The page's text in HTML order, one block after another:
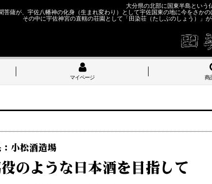
大分県の北部に国東半島という
菩薩が、宇佐八幡神の化身（生まれ変わり）として宇佐国東の地に今をさか
その中に宇佐神宮の直轄の荘園として「田染荘（たしぶのしょう）」
マイページ 商